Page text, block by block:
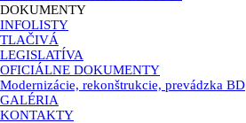
DOKUMENTY
INFOLISTY
TLAČIVÁ
LEGISLATÍVA
OFICIÁLNE DOKUMENTY
Modernizácie, rekonštrukcie, prevádzka BD
GALÉRIA
KONTAKTY